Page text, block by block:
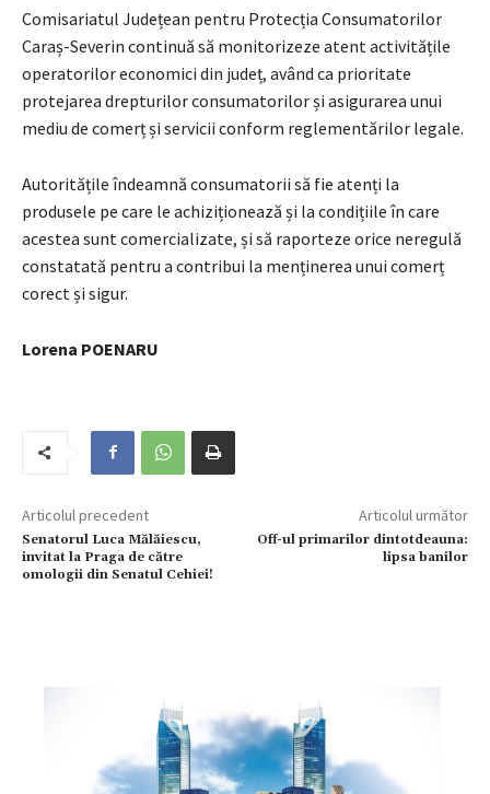
Comisariatul Județean pentru Protecția Consumatorilor
Caraș-Severin continuă să monitorizeze atent activitățile
operatorilor economici din județ, având ca prioritate
protejarea drepturilor consumatorilor și asigurarea unui
mediu de comerț și servicii conform reglementărilor legale.
Autoritățile îndeamnă consumatorii să fie atenți la
produsele pe care le achiziționează și la condițiile în care
acestea sunt comercializate, și să raporteze orice neregulă
constatată pentru a contribui la menținerea unui comerț
corect și sigur.
Lorena POENARU
Articolul precedent
Senatorul Luca Mălăiescu,
invitat la Praga de către
omologii din Senatul Cehiei!
Articolul următor
Off-ul primarilor dintotdeauna:
lipsa banilor